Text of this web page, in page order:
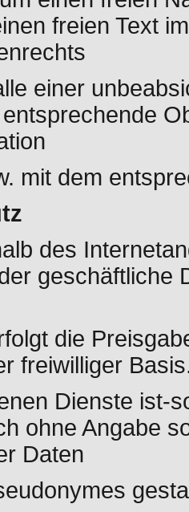
freien Text
einer
mit dem
des
geschäftliche
die
freiwilliger
Dienste ist-
ohne Angabe
Daten